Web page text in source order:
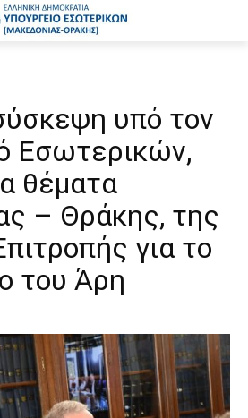
υπό τον
Εσωτερικών,
θέματα
– Θράκης, της
για το
του Άρη